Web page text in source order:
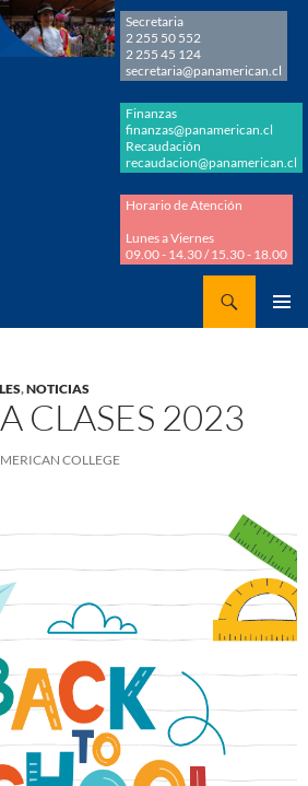
Secretaria
2 255 50 552
2 255 45 124
secretaria@panamerican.cl
Finanzas
finanzas@panamerican.cl
Recaudación
recaudacion@panamerican.cl
Horario de Atención
Lunes a Viernes
09.00 - 14.30 / 15.30 - 18.00
,NOTICIAS
CLASES 2023
COLLEGE